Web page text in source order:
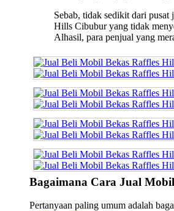
Sebab, tidak sedikit dari
Hills Cibubur yang tidak
Alhasil, para penjual yang
Bagaimana Cara Jual
Pertanyaan paling umum adalah